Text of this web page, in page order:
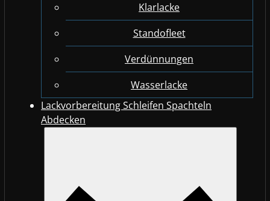
Klarlacke
Standofleet
Verdünnungen
Wasserlacke
Lackvorbereitung Schleifen Spachteln
Abdecken